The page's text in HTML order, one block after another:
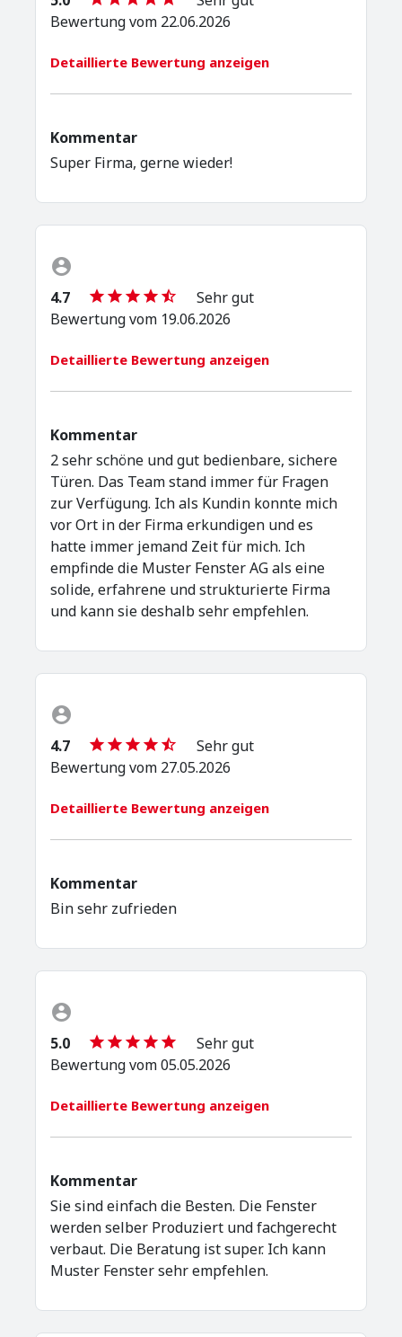
Bewertung vom 22.06.2026
Detaillierte Bewertung anzeigen
Kommentar
Super Firma, gerne wieder!
4.7
Sehr gut
Bewertung vom 19.06.2026
Detaillierte Bewertung anzeigen
Kommentar
2 sehr schöne und gut bedienbare, sichere
Türen. Das Team stand immer für Fragen
zur Verfügung. Ich als Kundin konnte mich
vor Ort in der Firma erkundigen und es
hatte immer jemand Zeit für mich. Ich
empfinde die Muster Fenster AG als eine
solide, erfahrene und strukturierte Firma
und kann sie deshalb sehr empfehlen.
4.7
Sehr gut
Bewertung vom 27.05.2026
Detaillierte Bewertung anzeigen
Kommentar
Bin sehr zufrieden
5.0
Sehr gut
Bewertung vom 05.05.2026
Detaillierte Bewertung anzeigen
Kommentar
Sie sind einfach die Besten. Die Fenster
werden selber Produziert und fachgerecht
verbaut. Die Beratung ist super. Ich kann
Muster Fenster sehr empfehlen.